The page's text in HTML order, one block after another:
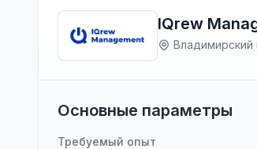
IQrew
Владимирский
Основные параметры
Требуемый опыт